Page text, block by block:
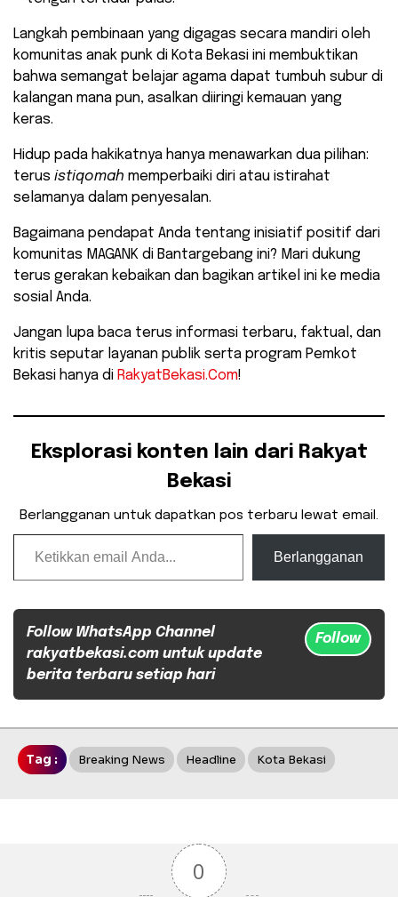
Langkah pembinaan yang digagas secara mandiri oleh
komunitas anak punk di Kota Bekasi ini membuktikan
bahwa semangat belajar agama dapat tumbuh subur di
kalangan mana pun, asalkan diiringi kemauan yang
keras.
Hidup pada hakikatnya hanya menawarkan dua pilihan:
terus istiqomah memperbaiki diri atau istirahat
selamanya dalam penyesalan.
​Bagaimana pendapat Anda tentang inisiatif positif dari
komunitas MAGANK di Bantargebang ini? Mari dukung
terus gerakan kebaikan dan bagikan artikel ini ke media
sosial Anda.
Jangan lupa baca terus informasi terbaru, faktual, dan
kritis seputar layanan publik serta program Pemkot
Bekasi hanya di RakyatBekasi.Com!
Eksplorasi konten lain dari Rakyat
Bekasi
Berlangganan untuk dapatkan pos terbaru lewat email.
Ketikkan email Anda...
Berlangganan
Follow WhatsApp Channel
rakyatbekasi.com untuk update
berita terbaru setiap hari
Follow
Tag : Breaking News Headline Kota Bekasi
0